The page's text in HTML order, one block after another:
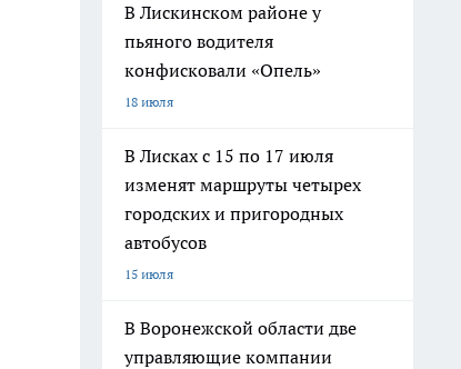
В Лискинском районе у
пьяного водителя
конфисковали «Опель»
18 июля
В Лисках с 15 по 17 июля
изменят маршруты четырех
городских и пригородных
автобусов
15 июля
В Воронежской области две
управляющие компании